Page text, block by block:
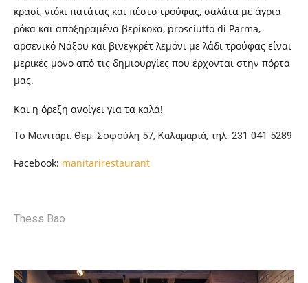
κρασί, νιόκι πατάτας και πέστο τρούφας, σαλάτα με άγρια
ρόκα και αποξηραμένα βερίκοκα, prosciutto di Parma,
αρσενικό Νάξου και βινεγκρέτ λεμόνι με λάδι τρούφας είναι
μερικές μόνο από τις δημιουργίες που έρχονται στην πόρτα
μας.
Και η όρεξη ανοίγει για τα καλά!
Το Μανιτάρι: Θεμ. Σοφούλη 57, Καλαμαριά, τηλ. 231 041 5289
Facebook: manitarirestaurant
Thess Bao